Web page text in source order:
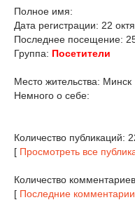
Полное имя:
Дата регистрации: 22
Последнее посещение:
Группа: Посетители
Место жительства: Минск
Немного о себе:
Количество публикаций:
[ Просмотреть все
Количество
[ Последние комментарии